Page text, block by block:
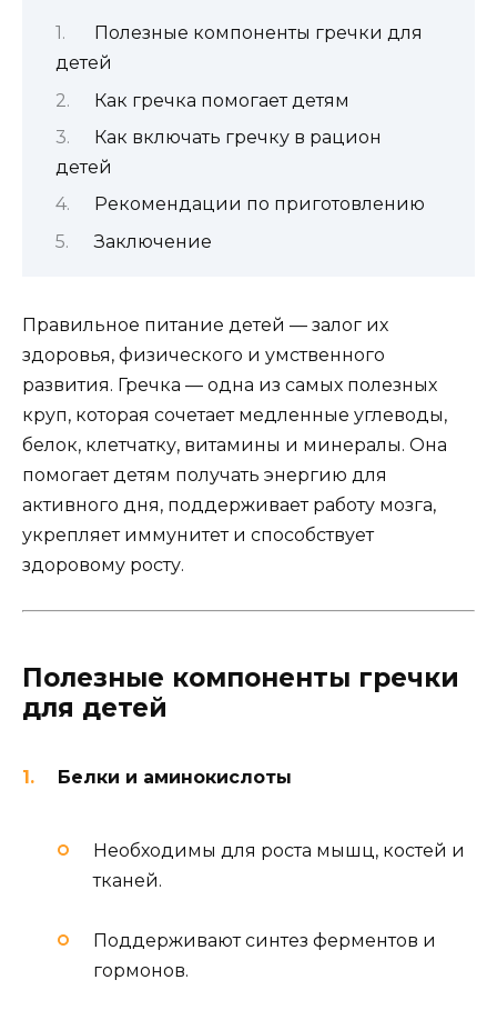
Полезные компоненты гречки для
детей
Как гречка помогает детям
Как включать гречку в рацион
детей
Рекомендации по приготовлению
Заключение
Правильное питание детей — залог их
здоровья, физического и умственного
развития. Гречка — одна из самых полезных
круп, которая сочетает медленные углеводы,
белок, клетчатку, витамины и минералы. Она
помогает детям получать энергию для
активного дня, поддерживает работу мозга,
укрепляет иммунитет и способствует
здоровому росту.
Полезные компоненты гречки
для детей
Белки и аминокислоты
Необходимы для роста мышц, костей и
тканей.
Поддерживают синтез ферментов и
гормонов.